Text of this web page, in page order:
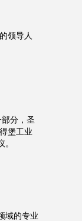
领导人
分，圣
堡工业
域的专业